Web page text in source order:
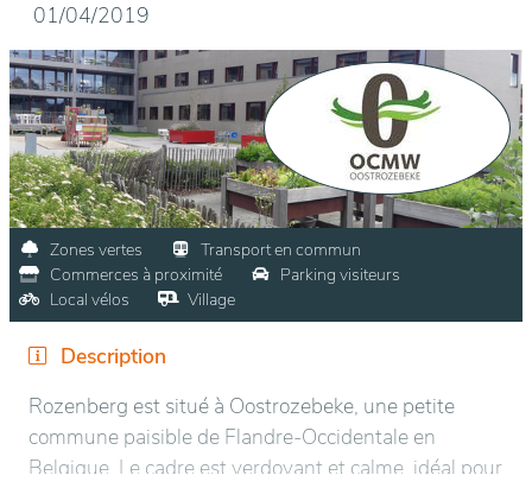
01/04/2019
Zones vertes
Transport en commun
Commerces à proximité
Parking visiteurs
Local vélos
Village
Description
Rozenberg est situé à Oostrozebeke, une petite
commune paisible de Flandre-Occidentale en
Belgique. Le cadre est verdoyant et calme, idéal pour